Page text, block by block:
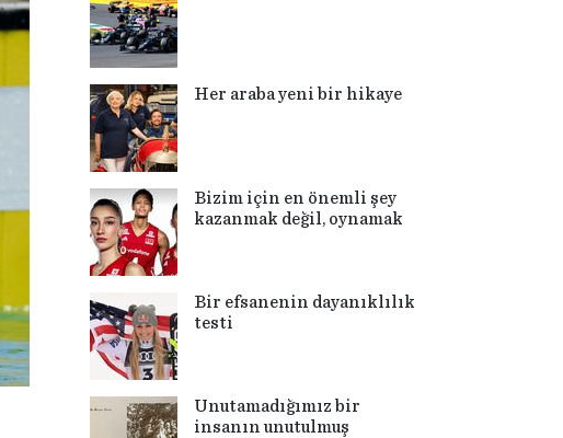
Her araba yeni bir hikaye
Bizim için en önemli şey
kazanmak değil, oynamak
Bir efsanenin dayanıklılık
testi
Unutamadığımız bir
insanın unutulmuş